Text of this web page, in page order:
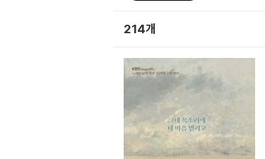
214개